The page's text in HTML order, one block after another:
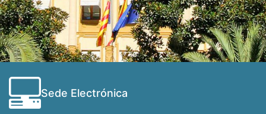
Sede Electrónica